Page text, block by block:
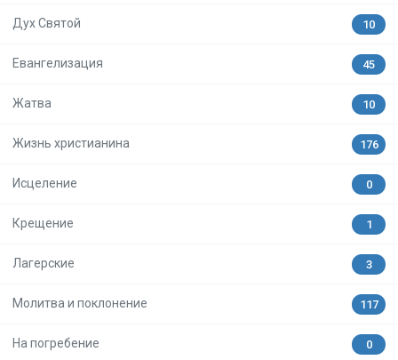
Дух Святой 10
Евангелизация 45
Жатва 10
Жизнь христианина 176
Исцеление 0
Крещение 1
Лагерские 3
Молитва и поклонение 117
На погребение 0